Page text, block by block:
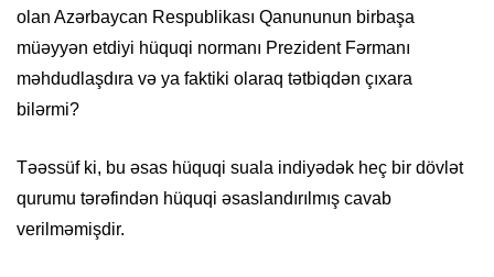
olan Azərbaycan Respublikası Qanununun birbaşa
müəyyən etdiyi hüquqi normanı Prezident Fərmanı
məhdudlaşdıra və ya faktiki olaraq tətbiqdən çıxara
bilərmi?
Təəssüf ki, bu əsas hüquqi suala indiyədək heç bir dövlət
qurumu tərəfindən hüquqi əsaslandırılmış cavab
verilməmişdir.